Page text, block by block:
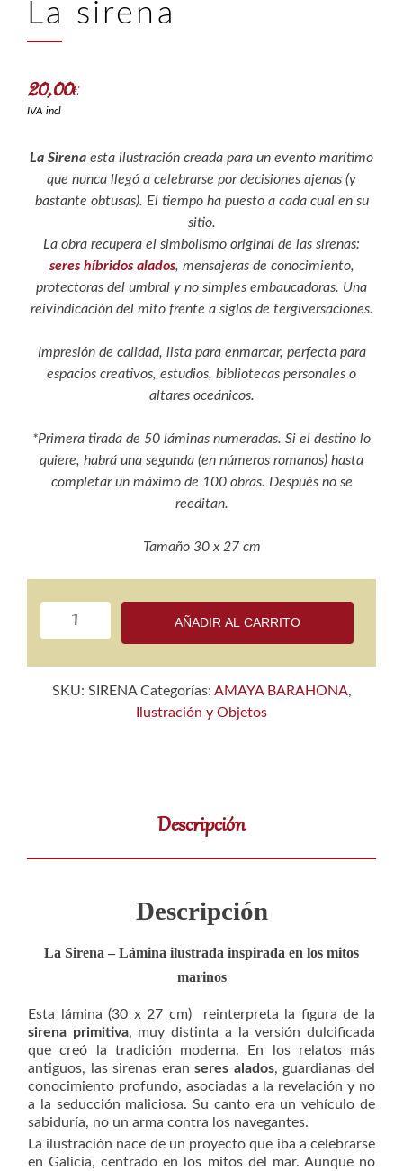
La sirena
20,00€
IVA incl
La Sirena esta ilustración creada para un evento marítimo
que nunca llegó a celebrarse por decisiones ajenas (y
bastante obtusas). El tiempo ha puesto a cada cual en su
sitio.
La obra recupera el simbolismo original de las sirenas:
seres híbridos alados, mensajeras de conocimiento,
protectoras del umbral y no simples embaucadoras. Una
reivindicación del mito frente a siglos de tergiversaciones.
Impresión de calidad, lista para enmarcar, perfecta para
espacios creativos, estudios, bibliotecas personales o
altares oceánicos.
*Primera tirada de 50 láminas numeradas. Si el destino lo
quiere, habrá una segunda (en números romanos) hasta
completar un máximo de 100 obras. Después no se
reeditan.
Tamaño 30 x 27 cm
AÑADIR AL CARRITO
SKU: SIRENA Categorías: AMAYA BARAHONA,
Ilustración y Objetos
Descripción
Descripción
La Sirena – Lámina ilustrada inspirada en los mitos
marinos
Esta lámina (30 x 27 cm) reinterpreta la figura de la
sirena primitiva, muy distinta a la versión dulcificada
que creó la tradición moderna. En los relatos más
antiguos, las sirenas eranseres alados, guardianas del
conocimiento profundo, asociadas a la revelación y no
a la seducción maliciosa. Su canto era un vehículo de
sabiduría, no un arma contra los navegantes.
La ilustración nace de un proyecto que iba a celebrarse
en Galicia, centrado en los mitos del mar. Aunque no